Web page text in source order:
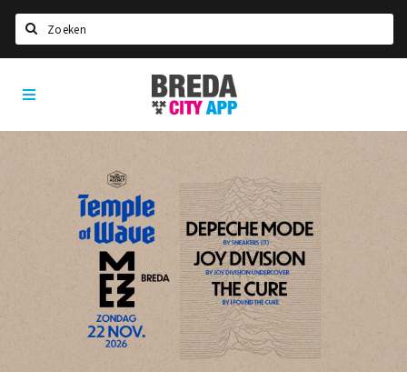
Home
Agenda
Party pics
Nieuws, interviews & blogs
Drinken
Breda
City
App